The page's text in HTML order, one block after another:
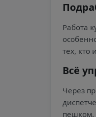
Работа
тех, кто
Всё
Через
пешком.